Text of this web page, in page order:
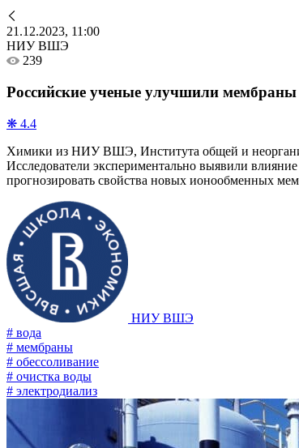
21.12.2023, 11:00
НИУ ВШЭ
239
Российские ученые улучшили мембраны
❋ 4.4
Химики из НИУ ВШЭ, Института общей и
Исследователи экспериментально выявили
прогнозировать свойства новых ионообменных
НИУ ВШЭ
# вода
# мембраны
# обессоливание
# очистка воды
# электродиализ